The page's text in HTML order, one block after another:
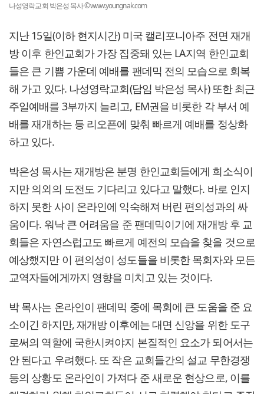
나성영락교회 박은성 목사 ©www.youngnak.com
지난 15일(이하 현지시간) 미국 캘리포니아주 전면 재개
방 이후 한인교회가 가장 집중돼 있는 LA지역 한인교회
들은 큰 기쁨 가운데 예배를 팬데믹 전의 모습으로 회복
해 가고 있다. 나성영락교회(담임 박은성 목사) 또한 최근
주일예배를 3부까지 늘리고, EM권을 비롯한 각 부서 예
배를 재개하는 등 리오픈에 맞춰 빠르게 예배를 정상화
하고 있다.
박은성 목사는 재개방은 분명 한인교회들에게 희소식이
지만 의외의 도전도 기다리고 있다고 말했다. 바로 인지
하지 못한 사이 온라인에 익숙해져 버린 편의성과의 싸
움이다. 워낙 큰 어려움을 준 팬데믹이기에 재개방 후 교
회들은 자연스럽고도 빠르게 예전의 모습을 찾을 것으로
예상했지만 이 편의성이 성도들을 비롯한 목회자와 모든
교역자들에게까지 영향을 미치고 있는 것이다.
박 목사는 온라인이 팬데믹 중에 목회에 큰 도움을 준 요
소이긴 하지만, 재개방 이후에는 대면 신앙을 위한 도구
로써의 역할에 국한시켜야지 본질적인 요소가 되어서는
안 된다고 우려했다. 또 작은 교회들간의 설교 무한경쟁
등의 상황도 온라인이 가져다 준 새로운 현상으로, 이를